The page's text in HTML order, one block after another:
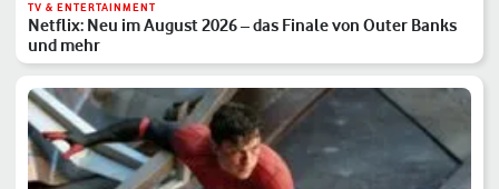
TV & ENTERTAINMENT
Netflix: Neu im August 2026 – das Finale von Outer Banks
und mehr